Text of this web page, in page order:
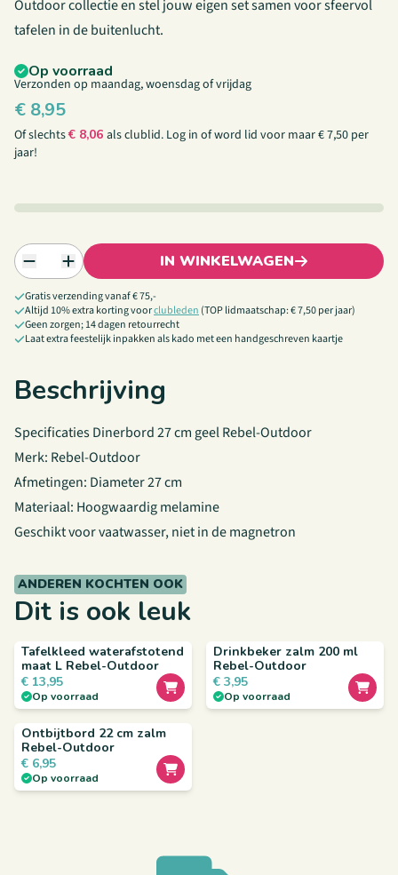
Outdoor collectieen stel jouw eigen set samen voor sfeervol
tafelen in de buitenlucht.
Op voorraad
Verzonden op maandag, woensdag of vrijdag
€ 8,95
Of slechts€ 8,06 als clublid. Log in ofword lid voor maar € 7,50 per
jaar!
IN WINKELWAGEN
Gratis verzending vanaf € 75,-
Altijd 10% extra korting voorclubleden (TOP lidmaatschap: € 7,50 per jaar)
Geen zorgen; 14 dagen retourrecht
Laat extra feestelijk inpakken als kado met een handgeschreven kaartje
Beschrijving
Specificaties Dinerbord 27 cm geel Rebel-Outdoor
Merk: Rebel-Outdoor
Afmetingen: Diameter 27 cm
Materiaal: Hoogwaardig melamine
Geschikt voor vaatwasser, niet in de magnetron
ANDEREN KOCHTEN OOK
Dit is ook leuk
Tafelkleed waterafstotend
maat L Rebel-Outdoor
Op voorraad
€ 13,95
Drinkbeker zalm 200 ml
Rebel-Outdoor
Op voorraad
€ 3,95
Ontbijtbord 22 cm zalm
Rebel-Outdoor
Op voorraad
€ 6,95